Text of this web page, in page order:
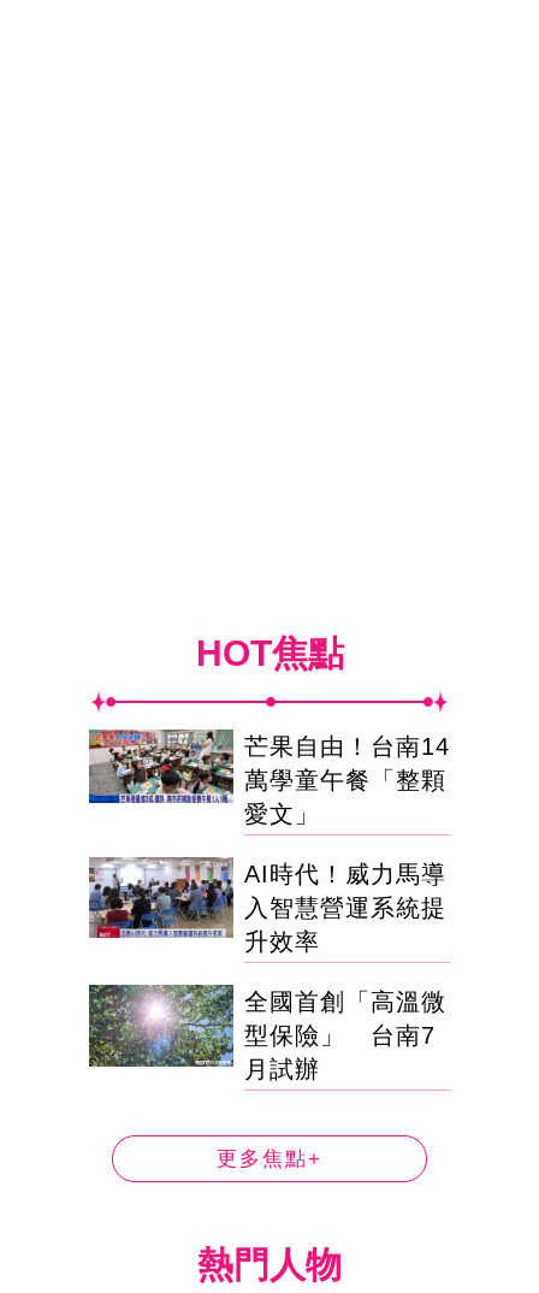
HOT焦點
芒果自由！台南14
萬學童午餐「整顆
愛文」
AI時代！威力馬導
入智慧營運系統提
升效率
全國首創「高溫微
型保險」 台南7
月試辦
更多焦點+
熱門人物